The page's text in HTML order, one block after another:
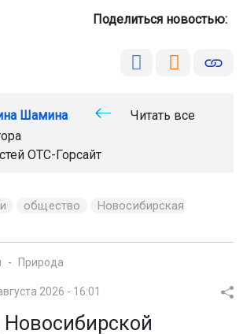
Новосибирская
Природа
2026 - 16:01
метеорный
жители региона смогут
самых ярких звездопадов года. Для
место с открытым обзором и без